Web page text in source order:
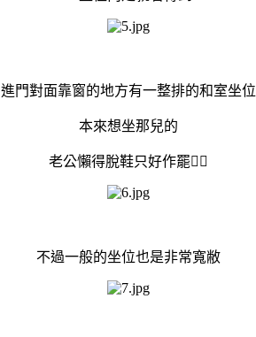
進門對面靠窗的地方有一整排的和室坐位
本來想坐那兒的
老公懶得脫鞋只好作罷🤷‍♀️
不過一般的坐位也是非常寬敝